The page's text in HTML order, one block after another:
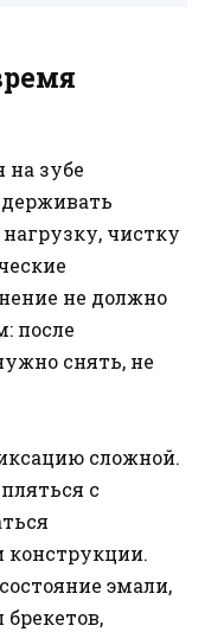
на зубе
чистку
не должно
после
снять, не
сложной.
с
эмали,